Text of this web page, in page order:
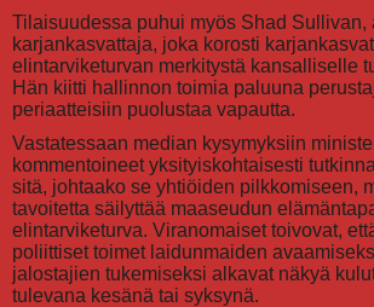
Tilaisuudessa puhui myös Shad Sullivan,
karjankasvattaja, joka korosti
elintarviketurvan merkitystä kansalliselle
Hän kiitti hallinnon toimia paluuna
periaatteisiin puolustaa vapautta.
Vastatessaan median kysymyksiin
kommentoineet yksityiskohtaisesti
sitä, johtaako se yhtiöiden pilkkomiseen,
tavoitetta säilyttää maaseudun
elintarviketurva. Viranomaiset toivovat,
poliittiset toimet laidunmaiden
jalostajien tukemiseksi alkavat näkyä
tulevana kesänä tai syksynä.